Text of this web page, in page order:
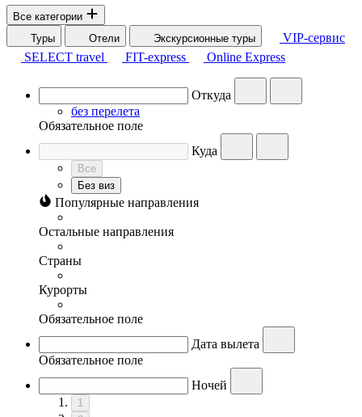
Все категории
Туры
Отели Экскурсионные туры
VIP-сервис
SELECT travel
FIT-express Online Express
Откуда
без перелета
Обязательное поле
Куда
Все
Без виз
Популярные направления
Остальные направления
Страны
Курорты
Обязательное поле
Дата вылета
Обязательное поле
Ночей
1